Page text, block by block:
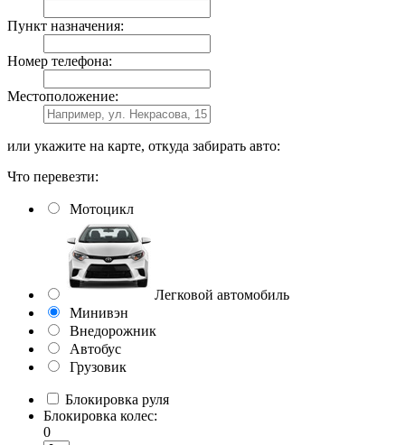
Пункт назначения:
Номер телефона:
Местоположение:
или укажите на карте, откуда забирать авто:
Что перевезти:
Мотоцикл
Легковой автомобиль
Минивэн
Внедорожник
Автобус
Грузовик
Блокировка руля
Блокировка колес:
0